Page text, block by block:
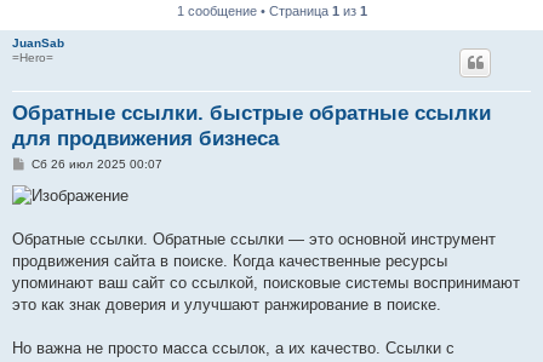
1 сообщение • Страница 1 из 1
JuanSab
=Hero=
Обратные ссылки. быстрые обратные ссылки
для продвижения бизнеса
С
о
б
е
н
и
е
Сб 26 июл 2025 00:07
Обратные ссылки. Обратные ссылки — это основной инструмент
продвижения сайта в поиске. Когда качественные ресурсы
упоминают ваш сайт со ссылкой, поисковые системы воспринимают
это как знак доверия и улучшают ранжирование в поиске.
Но важна не просто масса ссылок, а их качество. Ссылки с